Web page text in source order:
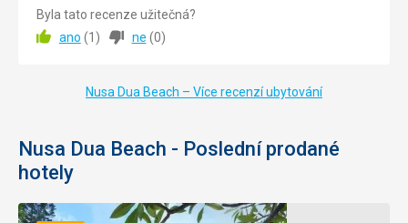
Ubytování
Umístění je perfektní????
Tato recenze byla přeložena automaticky přes Google
která nabízí nejkomplexnější zážitky!
Ubytování
Služby
Cena
Byla tato recenze užitečná?
ano (1 ) ne (0)
Nusa Dua Beach – Více recenzí ubytování
Nusa Dua Beach - Poslední prodané
hotely